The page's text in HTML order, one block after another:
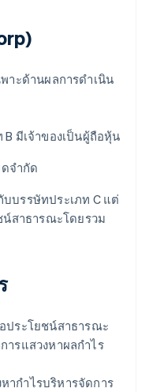
าะด้านผลการดำเนิน
B มีเจ้าของเป็นผู้ถือหุ้น
จำกัด
บรรษัทประเภท C แต่
น์สาธารณะโดยรวม
ประโยชน์สาธารณะ
ารแสวงหาผลกำไร
ากำไรบริหารจัดการ